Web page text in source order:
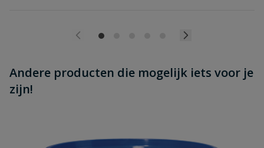
Andere producten die mogelijk iets voor je
zijn!